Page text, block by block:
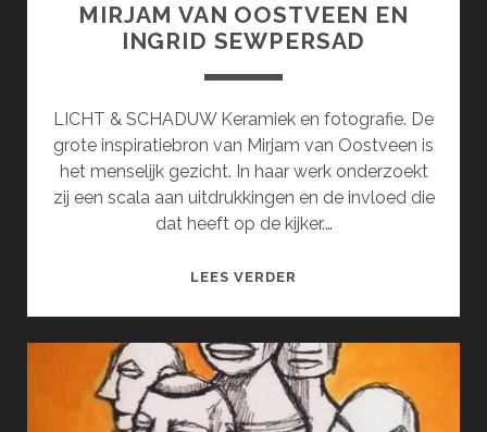
MIRJAM VAN OOSTVEEN EN
INGRID SEWPERSAD
LICHT & SCHADUW Keramiek en fotografie. De
grote inspiratiebron van Mirjam van Oostveen is
het menselijk gezicht. In haar werk onderzoekt
zij een scala aan uitdrukkingen en de invloed die
dat heeft op de kijker.…
LEES VERDER
EN
INGRID
SEWPERSAD